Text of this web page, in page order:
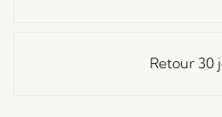
Retour 30